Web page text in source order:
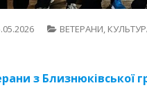
ВЕТЕРАНИ,
з Близнюківської